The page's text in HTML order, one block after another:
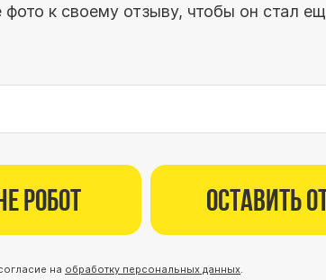
фото к своему отзыву, чтобы он стал
робот Оставить
на обработку персональных данных.